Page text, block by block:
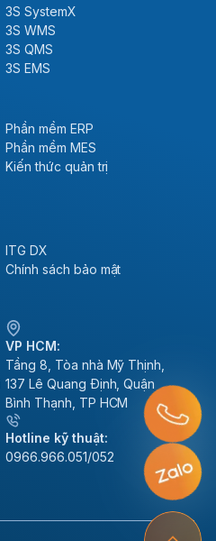
3S SystemX
3S WMS
3S QMS
3S EMS
Phần mềm ERP
Phần mềm MES
Kiến thức quản trị
ITG DX
Chính sách bảo mật
VP HCM:
Tầng 8, Tòa nhà Mỹ Thịnh,
137 Lê Quang Định, Quận
Bình Thạnh, TP HCM
Hotline kỹ thuật:
0966.966.051/052